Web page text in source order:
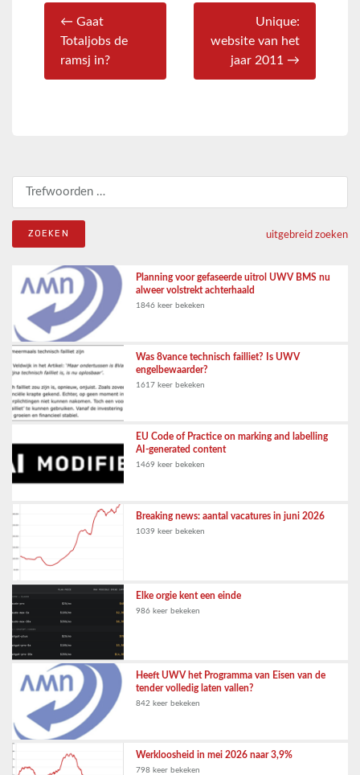
← Gaat
Totaljobs de
ramsj in?
Unique:
website van het
jaar 2011 →
uitgebreid zoeken
Planning voor gefaseerde uitrol UWV BMS nu
alweer volstrekt achterhaald
1846 keer bekeken
Was 8vance technisch failliet? Is UWV
engelbewaarder?
1617 keer bekeken
EU Code of Practice on marking and labelling
AI-generated content
1469 keer bekeken
Breaking news: aantal vacatures in juni 2026
1039 keer bekeken
Elke orgie kent een einde
986 keer bekeken
Heeft UWV het Programma van Eisen van de
tender volledig laten vallen?
842 keer bekeken
Werkloosheid in mei 2026 naar 3,9%
798 keer bekeken